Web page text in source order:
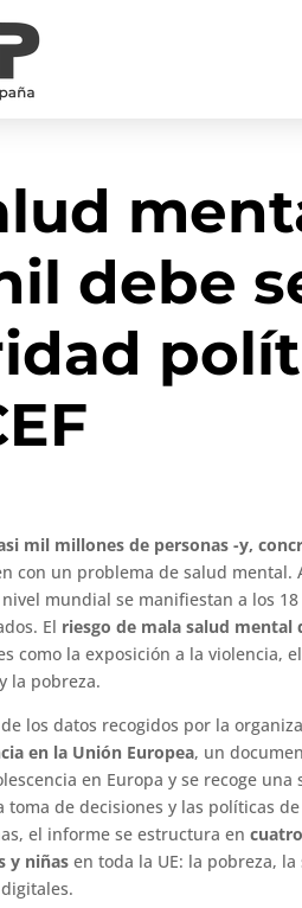
debe
mil millones de personas -y,
con un problema de salud
mundial se manifiestan a los
El riesgo de mala salud
como la exposición a la violencia,
la pobreza.
los datos recogidos por la
en la Unión Europea, un
en Europa y se recoge
toma de decisiones y las políticas
el informe se estructura en
y niñas en toda la UE: la pobreza,